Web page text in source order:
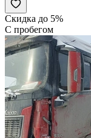
Скидка до 5%
С пробегом